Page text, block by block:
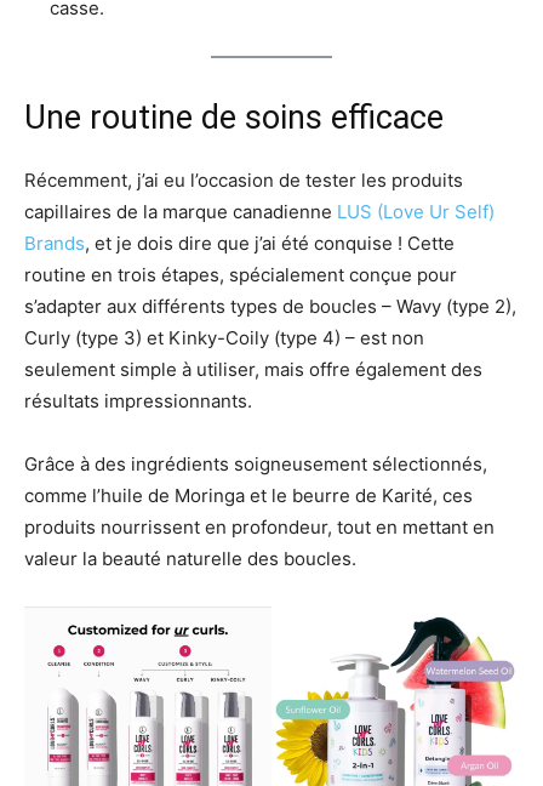
casse.
Une routine de soins efficace
Récemment, j’ai eu l’occasion de tester les produits
capillaires de la marque canadienne LUS (Love Ur Self)
Brands, et je dois dire que j’ai été conquise ! Cette
routine en trois étapes, spécialement conçue pour
s’adapter aux différents types de boucles – Wavy (type 2),
Curly (type 3) et Kinky-Coily (type 4) – est non
seulement simple à utiliser, mais offre également des
résultats impressionnants.
Grâce à des ingrédients soigneusement sélectionnés,
comme l’huile de Moringa et le beurre de Karité, ces
produits nourrissent en profondeur, tout en mettant en
valeur la beauté naturelle des boucles.